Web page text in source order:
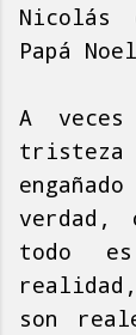
Nicolás
Papá
A
verdad,
todo
son